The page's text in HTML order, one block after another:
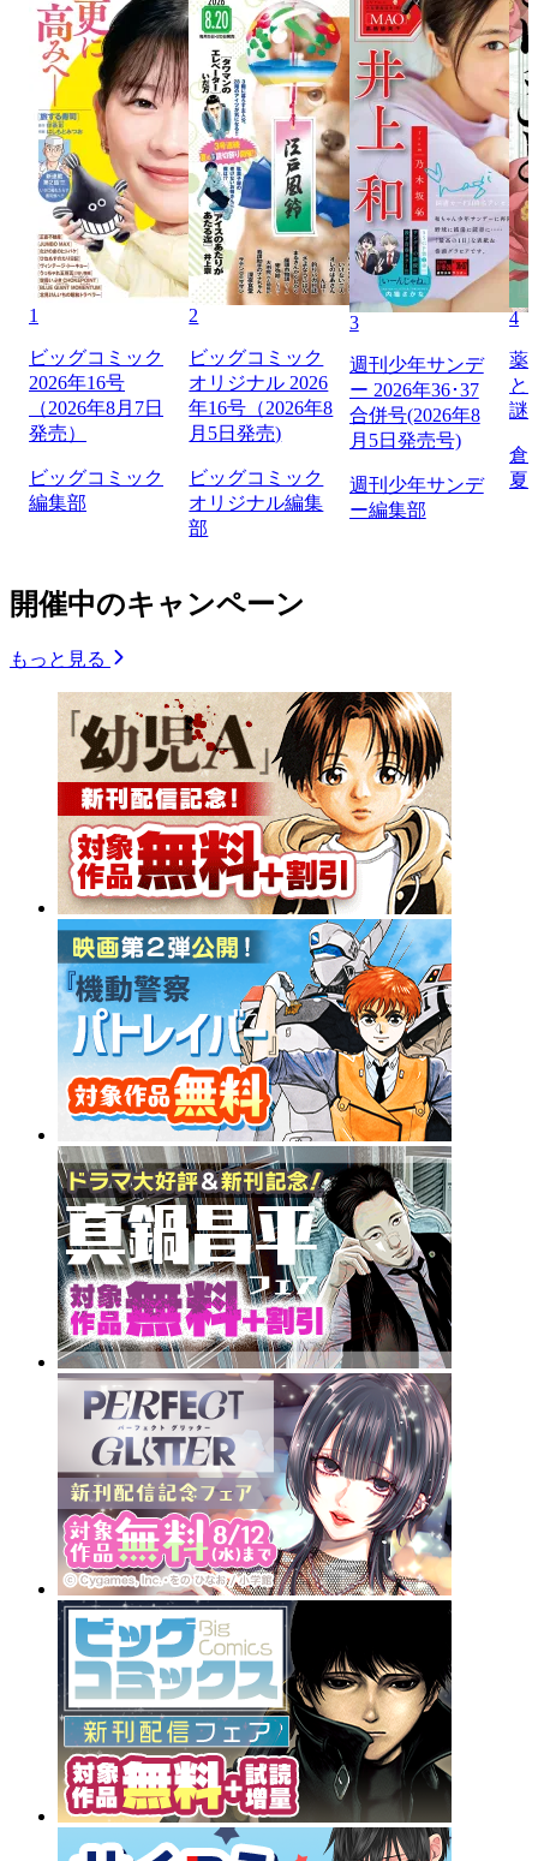
1
ビッグコミック
2026年16号
（2026年8月7日
発売）
ビッグコミック
編集部
2
ビッグコミック
オリジナル 2026
年16号（2026年8
月5日発売)
ビッグコミック
オリジナル編集
部
3
週刊少年サンデ
ー 2026年36･37
合併号(2026年8
月5日発売号)
週刊少年サンデ
ー編集部
4
薬
と
謎
倉
夏
開催中のキャンペーン
もっと見る